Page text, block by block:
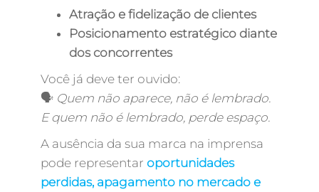
Atração e fidelização de clientes
Posicionamento estratégico diante
dos concorrentes
Você já deve ter ouvido:
🗣️ Quem não aparece, não é lembrado.
E quem não é lembrado, perde espaço.
A ausência da sua marca na imprensa
pode representar oportunidades
perdidas, apagamento no mercado e